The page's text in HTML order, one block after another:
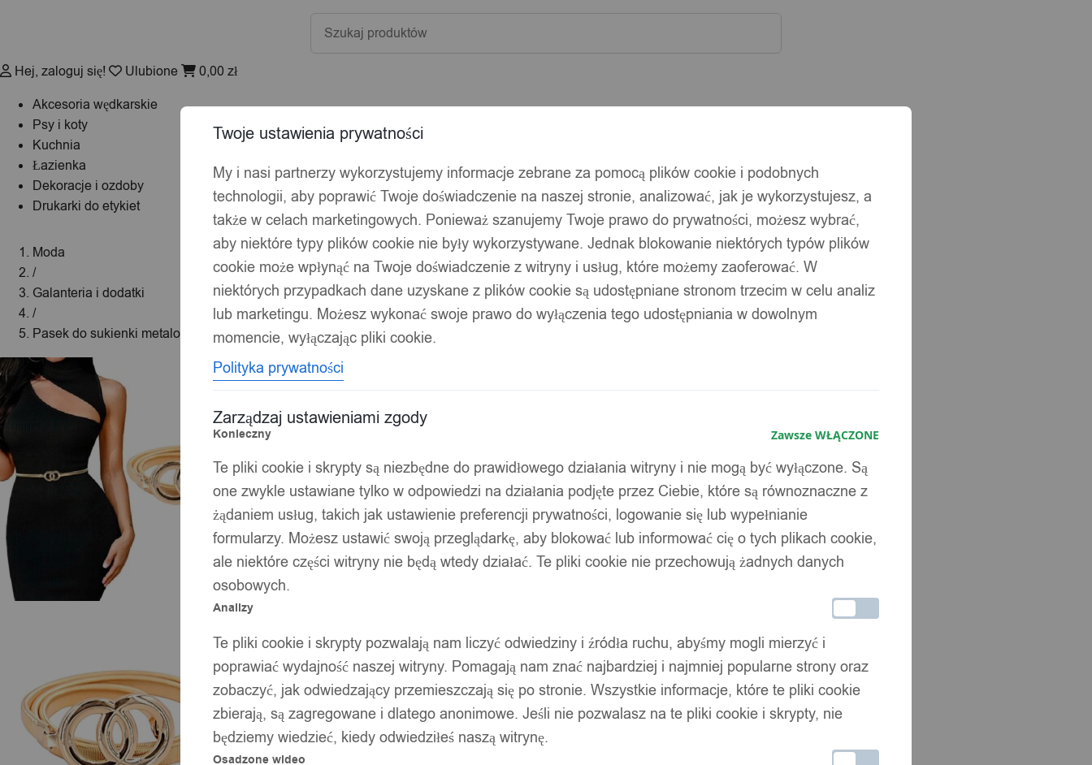
Wyszukiwarka
produktów
Hej, zaloguj się! Ulubione 0,00 zł
Akcesoria wędkarskie
Psy i koty
Kuchnia
Łazienka
Dekoracje i ozdoby
Drukarki do etykiet
Moda
/
Galanteria i dodatki
/
Pasek do sukienki metalowy złoty elegancki rozciągliwy sprężyna pancerka
Twoje ustawienia prywatności
My i nasi partnerzy wykorzystujemy informacje zebrane za pomocą plików cookie i podobnych
technologii, aby poprawić Twoje doświadczenie na naszej stronie, analizować, jak je wykorzystujesz, a
także w celach marketingowych. Ponieważ szanujemy Twoje prawo do prywatności, możesz wybrać,
aby niektóre typy plików cookie nie były wykorzystywane. Jednak blokowanie niektórych typów plików
cookie może wpłynąć na Twoje doświadczenie z witryny i usług, które możemy zaoferować. W
niektórych przypadkach dane uzyskane z plików cookie są udostępniane stronom trzecim w celu analiz
lub marketingu. Możesz wykonać swoje prawo do wyłączenia tego udostępniania w dowolnym
momencie, wyłączając pliki cookie.
Polityka prywatności
Zarządzaj ustawieniami zgody
Konieczny Zawsze WŁĄCZONE
Te pliki cookie i skrypty są niezbędne do prawidłowego działania witryny i nie mogą być wyłączone. Są
one zwykle ustawiane tylko w odpowiedzi na działania podjęte przez Ciebie, które są równoznaczne z
żądaniem usług, takich jak ustawienie preferencji prywatności, logowanie się lub wypełnianie
formularzy. Możesz ustawić swoją przeglądarkę, aby blokować lub informować cię o tych plikach cookie,
ale niektóre części witryny nie będą wtedy działać. Te pliki cookie nie przechowują żadnych danych
osobowych.
Analizy
Te pliki cookie i skrypty pozwalają nam liczyć odwiedziny i źródła ruchu, abyśmy mogli mierzyć i
poprawiać wydajność naszej witryny. Pomagają nam znać najbardziej i najmniej popularne strony oraz
zobaczyć, jak odwiedzający przemieszczają się po stronie. Wszystkie informacje, które te pliki cookie
zbierają, są zagregowane i dlatego anonimowe. Jeśli nie pozwalasz na te pliki cookie i skrypty, nie
będziemy wiedzieć, kiedy odwiedziłeś naszą witrynę.
Osadzone wideo